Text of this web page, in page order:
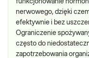
funkcjonowanie
nerwowego, dzięki
efektywnie i bez
Ograniczenie
często do
zapotrzebowania